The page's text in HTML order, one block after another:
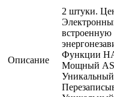
Описание
2 штуки.
Функции
Мощный
Уникальный